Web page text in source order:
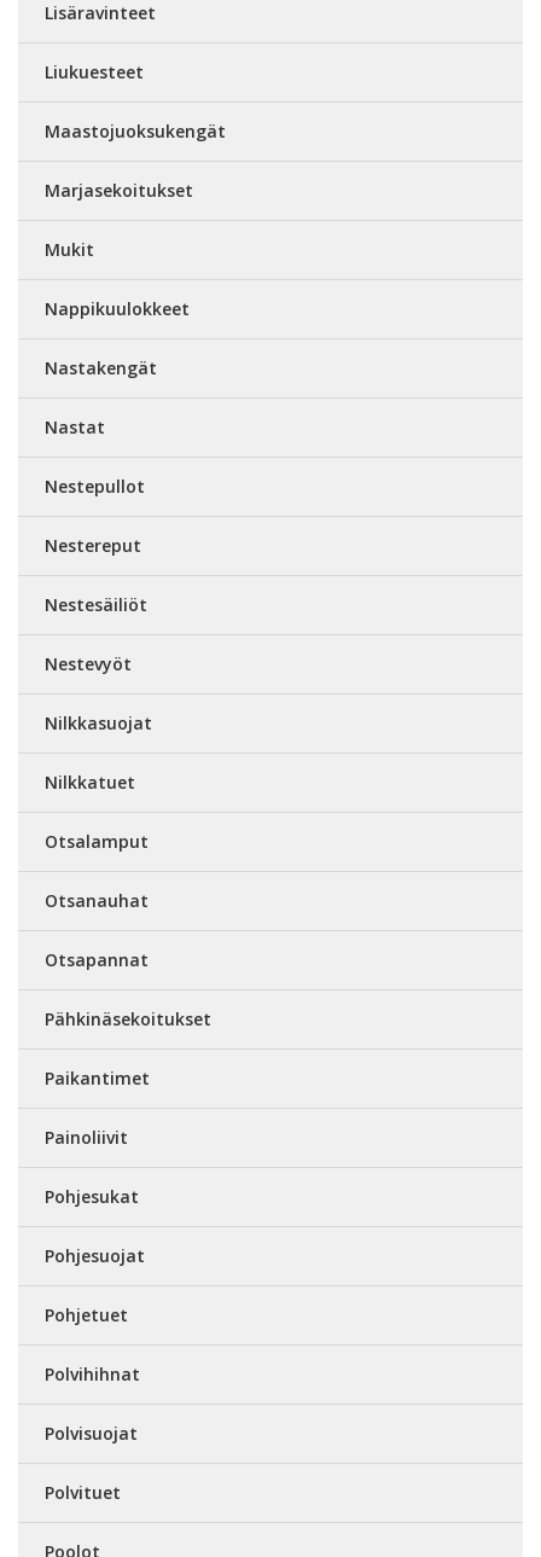
Lisäravinteet
Liukuesteet
Maastojuoksukengät
Marjasekoitukset
Mukit
Nappikuulokkeet
Nastakengät
Nastat
Nestepullot
Nestereput
Nestesäiliöt
Nestevyöt
Nilkkasuojat
Nilkkatuet
Otsalamput
Otsanauhat
Otsapannat
Pähkinäsekoitukset
Paikantimet
Painoliivit
Pohjesukat
Pohjesuojat
Pohjetuet
Polvihihnat
Polvisuojat
Polvituet
Poolot